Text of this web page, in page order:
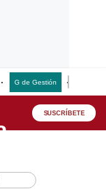
G de Gestión
SUSCRÍBETE